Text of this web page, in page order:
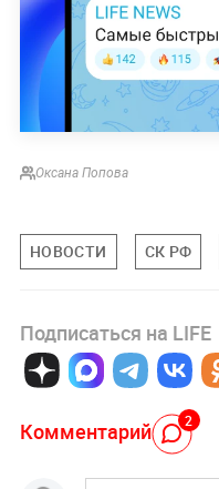
Оксана Попова
НОВОСТИ СК РФ
Подписаться на LIFE
Комментарий 2